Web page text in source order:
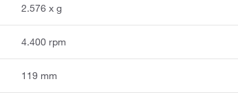
2.576 x g
4.400 rpm
119 mm